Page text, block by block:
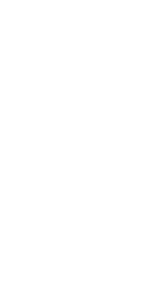
pour son
faites preuve de
les armes et par
qui est
avec l’expérience.